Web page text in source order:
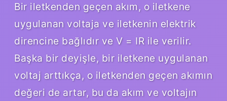
Bir iletkenden geçen akım, o iletkene
uygulanan voltaja ve iletkenin elektrik
direncine bağlıdır ve V = IR ile verilir.
Başka bir deyişle, bir iletkene uygulanan
voltaj arttıkça, o iletkenden geçen akımın
değeri de artar, bu da akım ve voltajın